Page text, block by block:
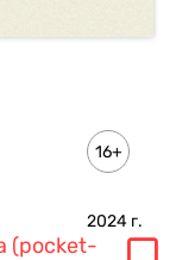
16+
2024 г.
(pocket-